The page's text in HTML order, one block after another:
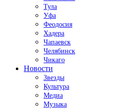
Тула
Уфа
Феодосия
Хадера
Чапаевск
Челябинск
Чикаго
Новости
Звезды
Культура
Медиа
Музыка